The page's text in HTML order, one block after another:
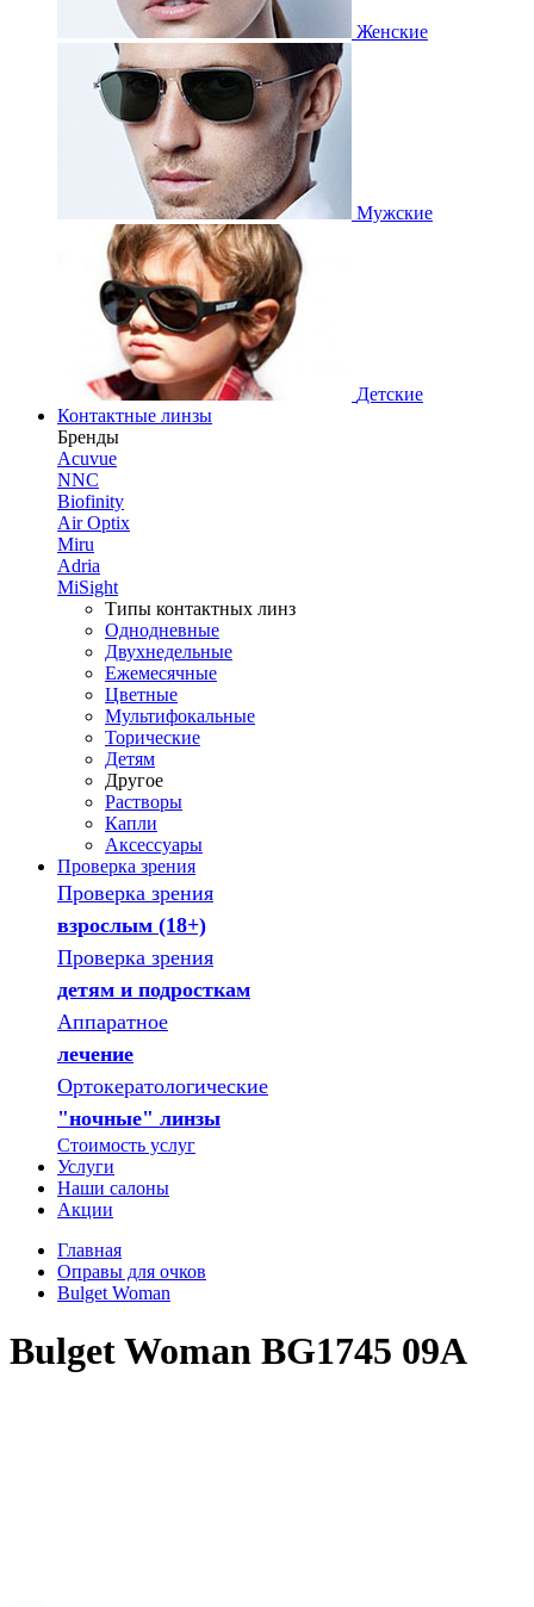
Женские
Мужские
Детские
Контактные линзы
Бренды
Acuvue
NNC
Biofinity
Air Optix
Miru
Adria
MiSight
Типы контактных линз
Однодневные
Двухнедельные
Ежемесячные
Цветные
Мультифокальные
Торические
Детям
Другое
Растворы
Капли
Аксессуары
Проверка зрения
Проверка зрения
взрослым (18+)
Проверка зрения
детям и подросткам
Аппаратное
лечение
Ортокератологические
"ночные" линзы
Стоимость услуг
Услуги
Наши салоны
Акции
Главная
Оправы для очков
Bulget Woman
Bulget Woman BG1745 09A